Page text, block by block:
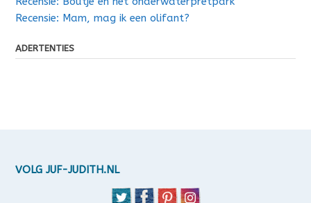
Recensie: Mam, mag ik een olifant?
ADERTENTIES
VOLG JUF-JUDITH.NL